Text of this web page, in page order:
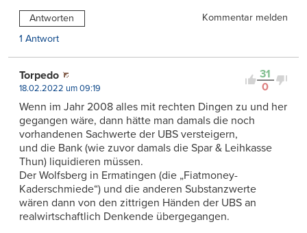
Antworten
Kommentar melden
1 Antwort
31
0
Torpedo
18.02.2022 um 09:19
Wenn im Jahr 2008 alles mit rechten Dingen zu und her
gegangen wäre, dann hätte man damals die noch
vorhandenen Sachwerte der UBS versteigern,
und die Bank (wie zuvor damals die Spar & Leihkasse
Thun) liquidieren müssen.
Der Wolfsberg in Ermatingen (die „Fiatmoney-
Kaderschmiede“) und die anderen Substanzwerte
wären dann von den zittrigen Händen der UBS an
realwirtschaftlich Denkende übergegangen.